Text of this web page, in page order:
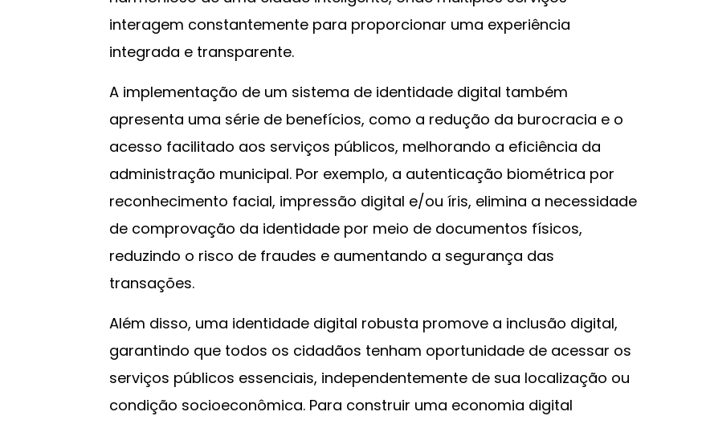
interagem constantemente para proporcionar uma experiência
integrada e transparente.
A implementação de um sistema de identidade digital também
apresenta uma série de benefícios, como a redução da burocracia e o
acesso facilitado aos serviços públicos, melhorando a eficiência da
administração municipal. Por exemplo, a autenticação biométrica por
reconhecimento facial, impressão digital e/ou íris, elimina a necessidade
de comprovação da identidade por meio de documentos físicos,
reduzindo o risco de fraudes e aumentando a segurança das
transações.
Além disso, uma identidade digital robusta promove a inclusão digital,
garantindo que todos os cidadãos tenham oportunidade de acessar os
serviços públicos essenciais, independentemente de sua localização ou
condição socioeconômica. Para construir uma economia digital